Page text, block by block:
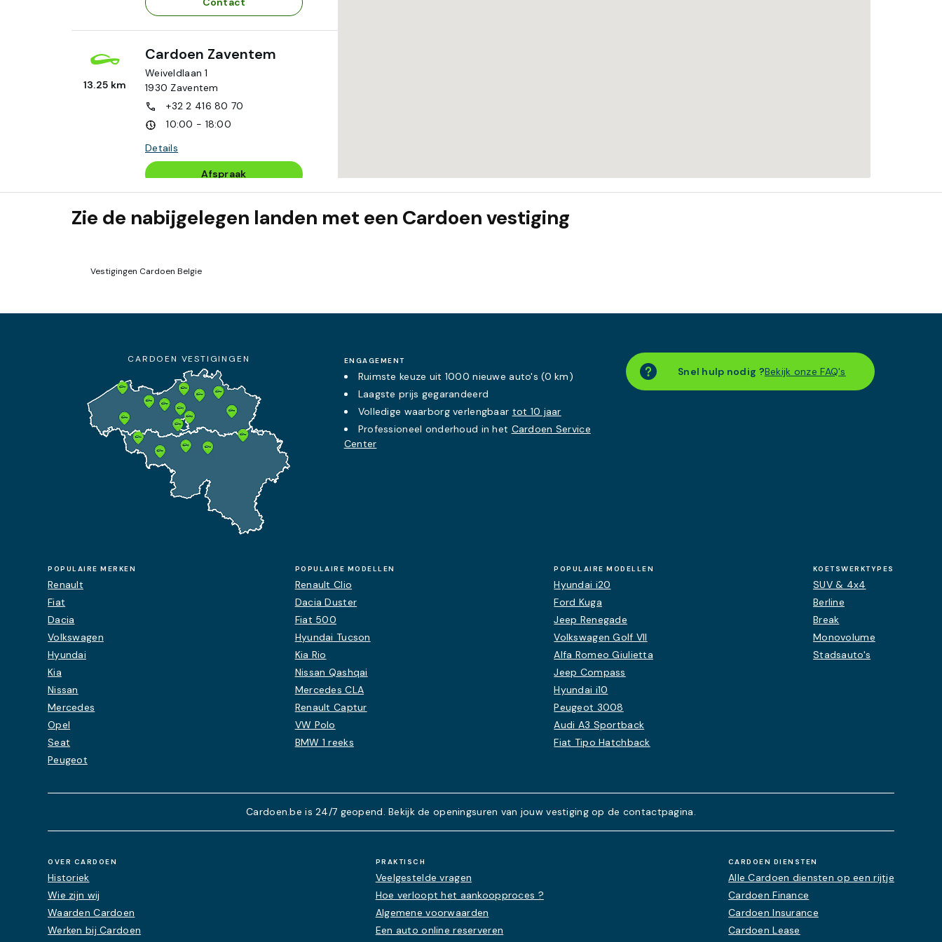
13.25 km
Cardoen Zaventem
Weiveldlaan 1
1930 Zaventem
+32 2 416 80 70
10:00 - 18:00
Details
Afspraak
Mechelsesteenweg 254/1
Afspraak
Contact
Zie de nabijgelegen landen met een Cardoen vestiging
Vestigingen Cardoen Belgie
Snel hulp nodig ?Bekijk onze FAQ's
ENGAGEMENT
Ruimste keuze uit 1000 nieuwe auto's (0 km)
Laagste prijs gegarandeerd
Volledige waarborg verlengbaar tot 10 jaar
Professioneel onderhoud in het Cardoen Service
Center
CARDOEN VESTIGINGEN
POPULAIRE MERKEN
Renault
Fiat
Dacia
Volkswagen
Hyundai
Kia
Nissan
Mercedes
Opel
Seat
Peugeot
POPULAIRE MODELLEN
Renault Clio
Dacia Duster
Fiat 500
Hyundai Tucson
Kia Rio
Nissan Qashqai
Mercedes CLA
Renault Captur
VW Polo
BMW 1 reeks
POPULAIRE MODELLEN
Hyundai i20
Ford Kuga
Jeep Renegade
Volkswagen Golf VII
Alfa Romeo Giulietta
Jeep Compass
Hyundai i10
Peugeot 3008
Audi A3 Sportback
Fiat Tipo Hatchback
KOETSWERKTYPES
SUV & 4x4
Berline
Break
Monovolume
Stadsauto's
Cardoen.be is 24/7 geopend. Bekijk de openingsuren van jouw vestiging op de contactpagina.
OVER CARDOEN
Historiek
Wie zijn wij
Waarden Cardoen
Werken bij Cardoen
PRAKTISCH
Veelgestelde vragen
Hoe verloopt het aankoopproces ?
Algemene voorwaarden
Een auto online reserveren
CARDOEN DIENSTEN
Alle Cardoen diensten op een rijtje
Cardoen Finance
Cardoen Insurance
Cardoen Lease